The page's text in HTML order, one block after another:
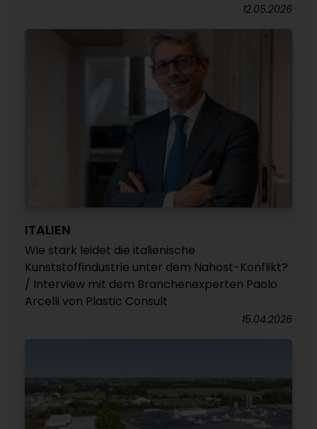
12.05.2026
ITALIEN
Wie stark leidet die italienische
Kunststoffindustrie unter dem Nahost-Konflikt?
/ Interview mit dem Branchenexperten Paolo
Arcelli von Plastic Consult
15.04.2026